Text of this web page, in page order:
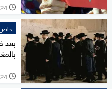
l 24 أبريل 2026
خاص
بعد
l 24 أبريل 2026